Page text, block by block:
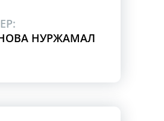
НУРЖАМАЛ